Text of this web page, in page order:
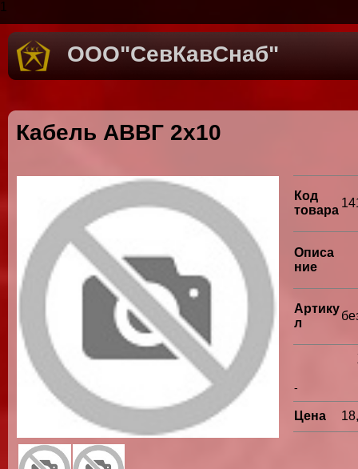
1
ООО"СевКавСнаб"
Кабель АВВГ 2х10
Код
товара
Описа
ние
Артику
л
-
Цена